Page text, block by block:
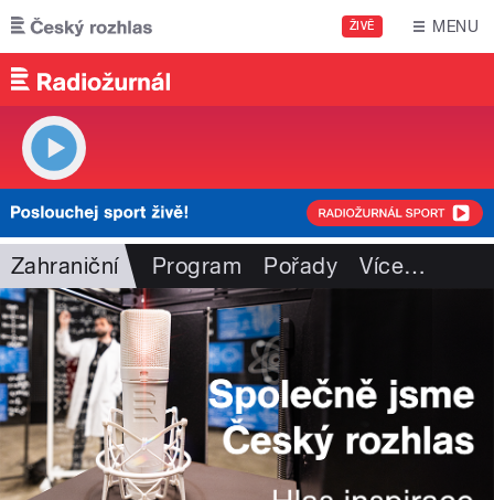
Přejít k hlavnímu obsahu
ŽIVĚ MENU
Zahraniční Program Pořady Více…